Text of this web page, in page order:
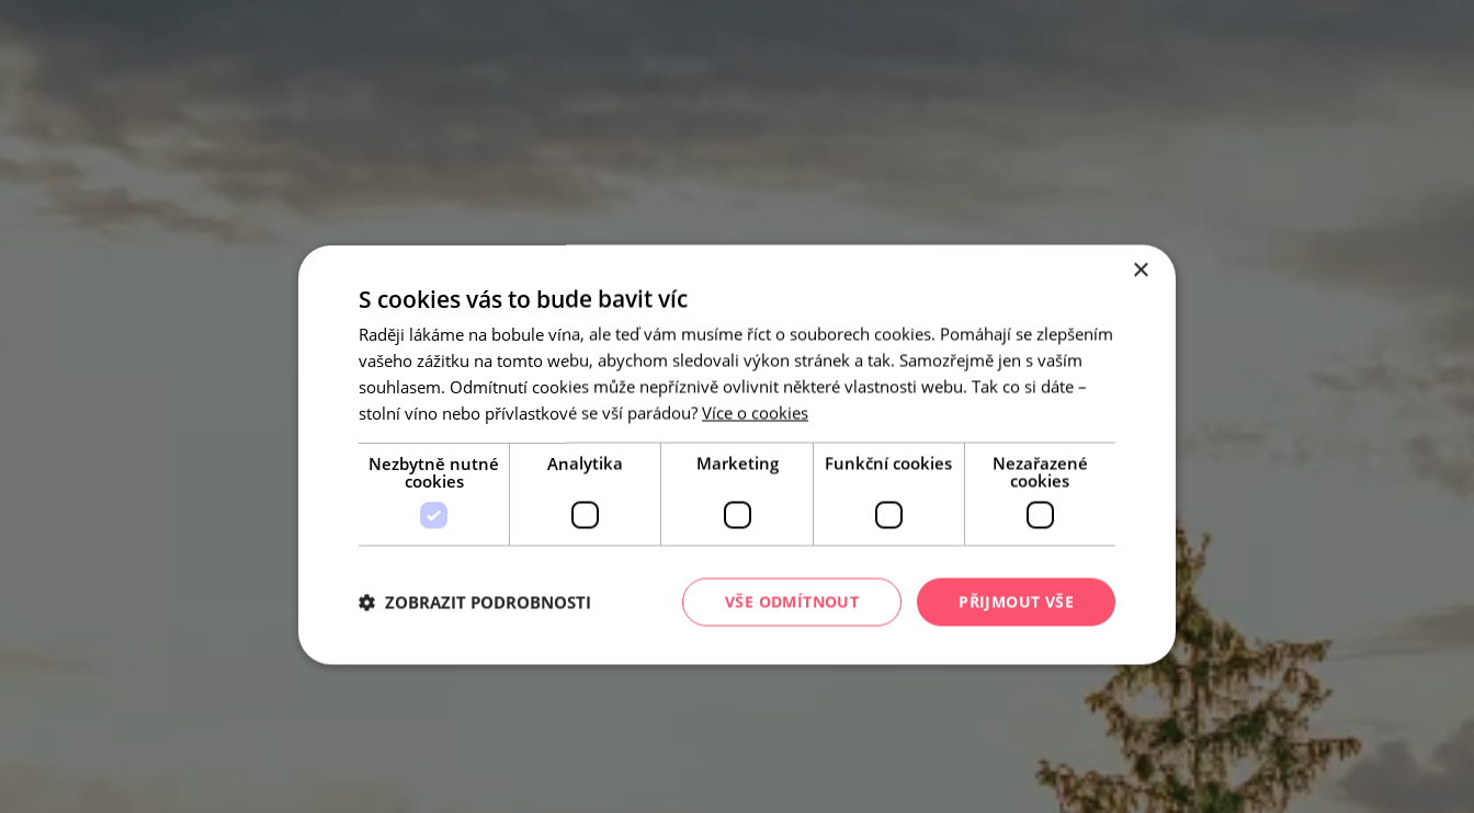
×
S cookies vás to bude bavit víc
Raději lákáme na bobule vína, ale teď vám musíme říct o souborech cookies. Pomáhají se zlepšením
vašeho zážitku na tomto webu, abychom sledovali výkon stránek a tak. Samozřejmě jen s vaším
souhlasem. Odmítnutí cookies může nepříznivě ovlivnit některé vlastnosti webu. Tak co si dáte –
stolní víno nebo přívlastkové se vší parádou? Více o cookies
Nezbytně nutné
cookies
Analytika Marketing Funkční cookies
Nezařazené
cookies
PŘIJMOUT VŠE
VŠE ODMÍTNOUT
ZOBRAZIT PODROBNOSTI